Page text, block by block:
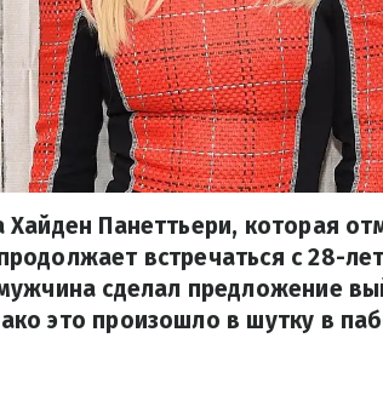
Хайден Панеттьери, которая
встречаться с 28-
сделал предложение
это произошло в шутку в